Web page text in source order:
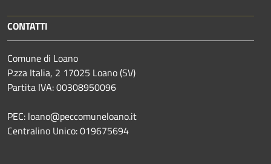
CONTATTI
Comune di Loano
P.zza Italia, 2 17025 Loano (SV)
Partita IVA: 00308950096
PEC: loano@peccomuneloano.it
Centralino Unico: 019675694